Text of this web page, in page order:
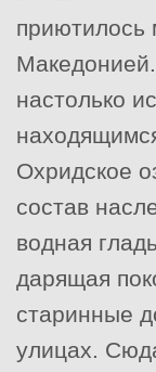
приютилось
настолько
Охридское
состав
водная
дарящая
старинные
улицах.